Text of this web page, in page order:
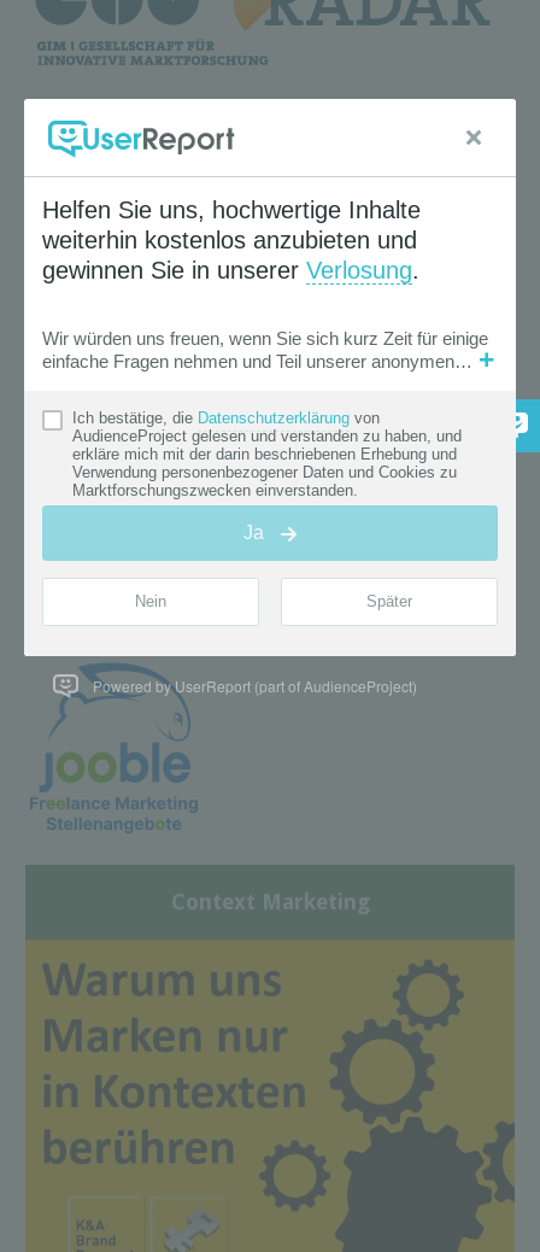
Context Marketing
Powered by UserReport (part of AudienceProject)